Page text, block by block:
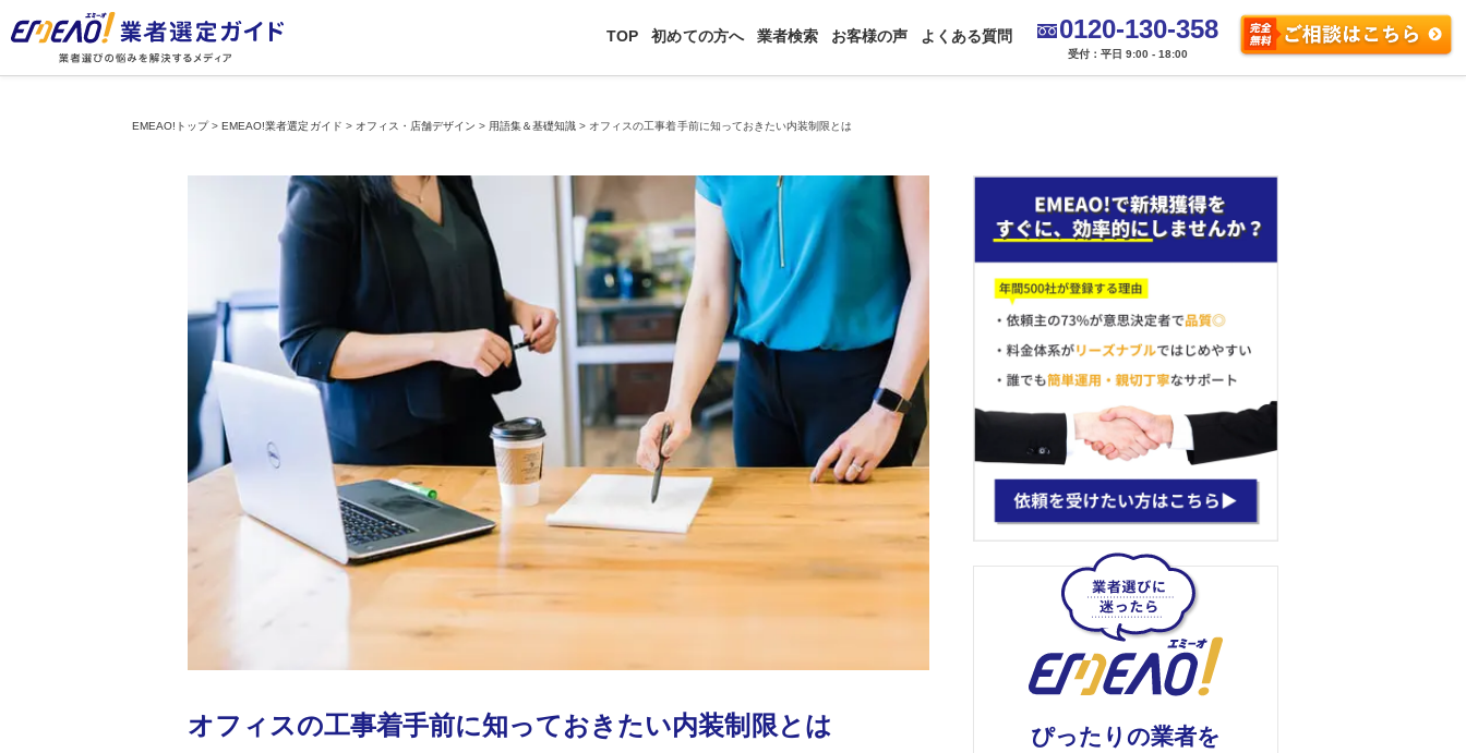
TOP 初めての方へ 業者検索 お客様の声 よくある質問 0120-130-358
受付：平日 9:00 - 18:00
EMEAO!トップ>EMEAO!業者選定ガイド > オフィス・店舗デザイン > 用語集＆基礎知識 > オフィスの工事着手前に知っておきたい内装制限とは
オフィスの工事着手前に知っておきたい内装制限とは
ぴったりの業者を